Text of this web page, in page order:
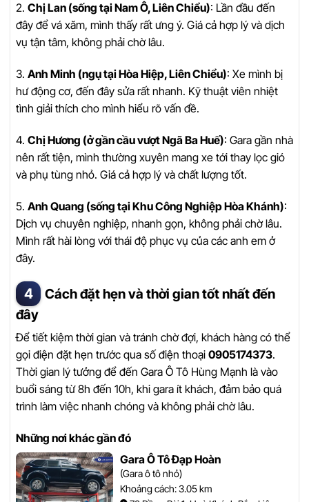
2. Chị Lan (sống tại Nam Ô, Liên Chiểu): Lần đầu đến
đây để vá xăm, mình thấy rất ưng ý. Giá cả hợp lý và dịch
vụ tận tâm, không phải chờ lâu.
3. Anh Minh (ngụ tại Hòa Hiệp, Liên Chiểu): Xe mình bị
hư động cơ, đến đây sửa rất nhanh. Kỹ thuật viên nhiệt
tình giải thích cho mình hiểu rõ vấn đề.
4. Chị Hương (ở gần cầu vượt Ngã Ba Huế): Gara gần nhà
nên rất tiện, mình thường xuyên mang xe tới thay lọc gió
và phụ tùng nhỏ. Giá cả hợp lý và chất lượng tốt.
5. Anh Quang (sống tại Khu Công Nghiệp Hòa Khánh):
Dịch vụ chuyên nghiệp, nhanh gọn, không phải chờ lâu.
Mình rất hài lòng với thái độ phục vụ của các anh em ở
đây.
Cách đặt hẹn và thời gian tốt nhất đến
đây
Để tiết kiệm thời gian và tránh chờ đợi, khách hàng có thể
gọi điện đặt hẹn trước qua số điện thoại 0905174373.
Thời gian lý tưởng để đến Gara Ô Tô Hùng Mạnh là vào
buổi sáng từ 8h đến 10h, khi gara ít khách, đảm bảo quá
trình làm việc nhanh chóng và không phải chờ lâu.
Những nơi khác gần đó
Gara Ô Tô Đạp Hoàn
(Gara ô tô nhỏ)
Khoảng cách: 3.05 km